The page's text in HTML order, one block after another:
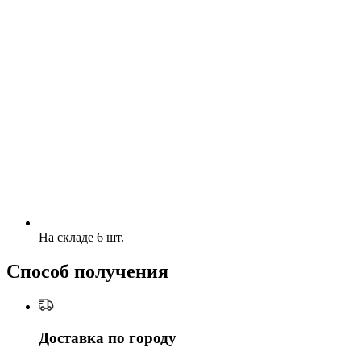
На складе 6 шт.
Способ получения
Доставка по городу